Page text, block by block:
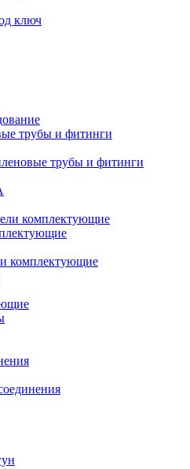
ключ
трубы и фитинги
трубы и фитинги
комплектующие
комплектующие